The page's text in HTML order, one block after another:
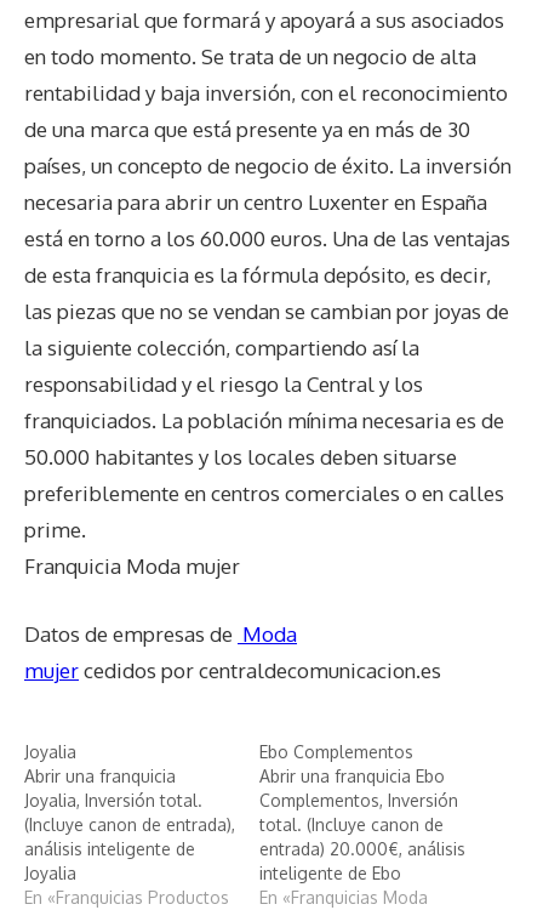
empresarial que formará y apoyará a sus asociados
en todo momento. Se trata de un negocio de alta
rentabilidad y baja inversión, con el reconocimiento
de una marca que está presente ya en más de 30
países, un concepto de negocio de éxito. La inversión
necesaria para abrir un centro Luxenter en España
está en torno a los 60.000 euros. Una de las ventajas
de esta franquicia es la fórmula depósito, es decir,
las piezas que no se vendan se cambian por joyas de
la siguiente colección, compartiendo así la
responsabilidad y el riesgo la Central y los
franquiciados. La población mínima necesaria es de
50.000 habitantes y los locales deben situarse
preferiblemente en centros comerciales o en calles
prime.
Franquicia Moda mujer
Datos de empresas de Moda
mujercedidos por centraldecomunicacion.es
Joyalia
Abrir una franquicia
Joyalia, Inversión total.
(Incluye canon de entrada),
análisis inteligente de
Joyalia
En «Franquicias Productos
Ebo Complementos
Abrir una franquicia Ebo
Complementos, Inversión
total. (Incluye canon de
entrada) 20.000€, análisis
inteligente de Ebo
Complementos
En «Franquicias Moda